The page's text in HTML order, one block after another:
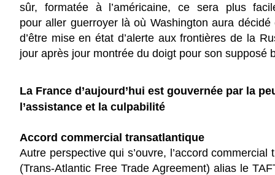
sûr, formatée à l’américaine, ce sera plus
pour aller guerroyer là où Washington aura décidé
d’être mise en état d’alerte aux frontières de la
jour après jour montrée du doigt pour son supposé
La France d’aujourd’hui est gouvernée par la
l’assistance et la culpabilité
Accord commercial transatlantique
Autre perspective qui s’ouvre, l’accord commercial
(Trans-Atlantic Free Trade Agreement) alias le